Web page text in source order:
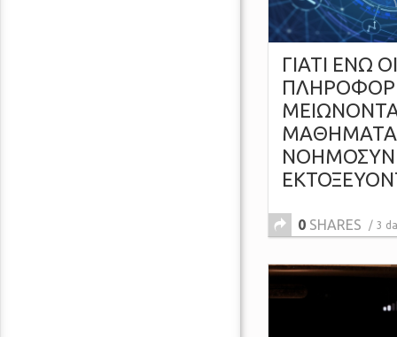
ΓΙΑΤΙ ΕΝΩ
ΜΑΘΗΜΑΤΑ
0 SHARES 3